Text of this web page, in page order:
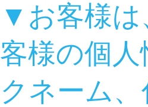
▼お客様は
客様の個
クネーム